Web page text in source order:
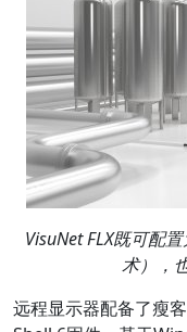
VisuNet FLX既可配
术），
远程显示器配备了瘦